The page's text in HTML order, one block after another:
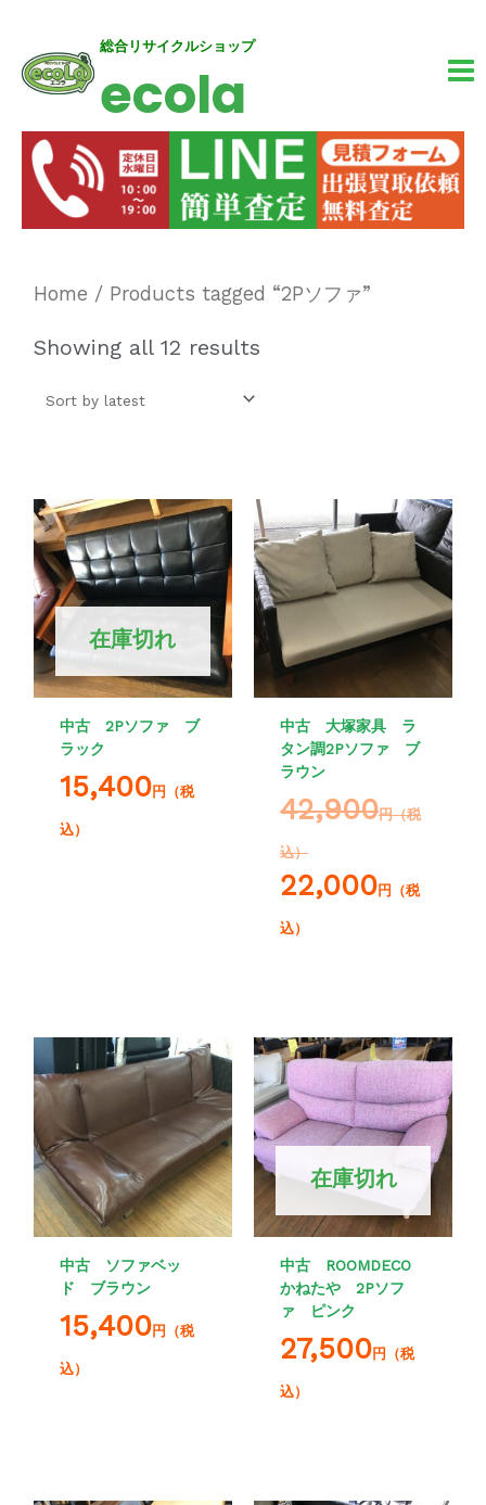
総合リサイクルショップ
ecola
Home / Products tagged “2Pソファ”
Showing all 12 results
在庫切れ
中古 2Pソファ ブ
ラック
15,400円（税
込）
中古 大塚家具 ラ
タン調2Pソファ ブ
ラウン
42,900円（税
込）
22,000円（税
込）
中古 ソファベッ
ド ブラウン
15,400円（税
込）
在庫切れ
中古 ROOMDECO
かねたや 2Pソフ
ァ ピンク
27,500円（税
込）